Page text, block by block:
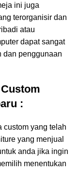
ini juga
terorganisir dan
atau
dapat sangat
dan penggunaan
:
custom yang telah
yang menjual
anda jika ingin
menentukan